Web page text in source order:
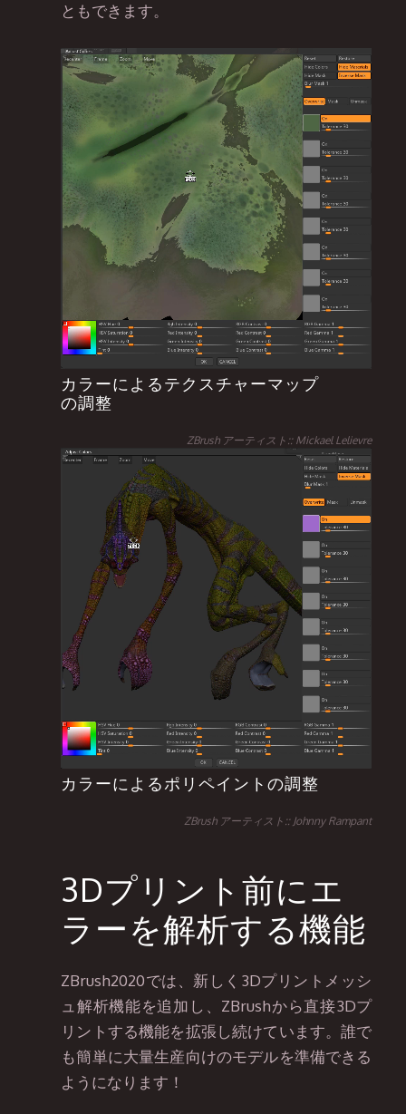
ともできます。
カラーによるテクスチャーマップ
の調整
ZBrush アーティスト:: Mickael Lelievre
カラーによるポリペイントの調整
ZBrush アーティスト:: Johnny Rampant
3Dプリント前にエ
ラーを解析する機能
ZBrush2020では、新しく3Dプリントメッシ
ュ解析機能を追加し、ZBrushから直接3Dプ
リントする機能を拡張し続けています。誰で
も簡単に大量生産向けのモデルを準備できる
ようになります！